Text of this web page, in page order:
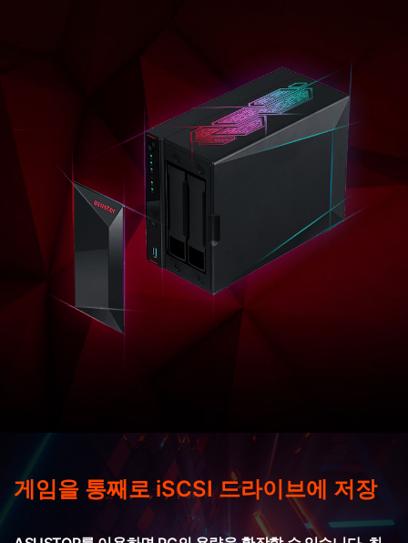
게임을 통째로 iSCSI 드라이브에 저장